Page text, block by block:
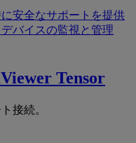
安全なサポートを提供
デバイスの監視と管理
Tensor
接続。